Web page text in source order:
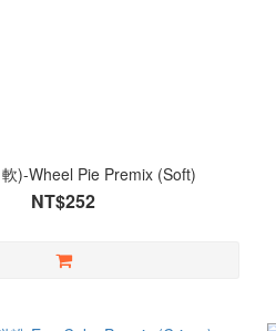
)-Wheel Pie Premix (Soft)
NT$252